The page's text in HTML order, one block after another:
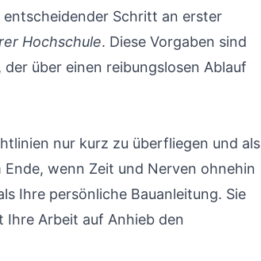
Schritt an erster
Hochschule. Diese Vorgaben sind
über einen reibungslosen Ablauf
nur kurz zu überfliegen und als
wenn Zeit und Nerven ohnehin
Ihre persönliche Bauanleitung. Sie
Ihre Arbeit auf Anhieb den